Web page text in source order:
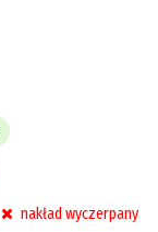
nakład wyczerpany